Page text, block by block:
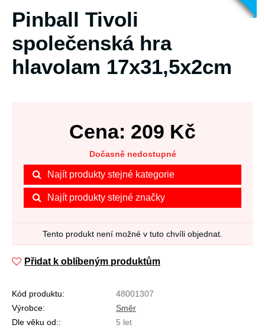
Pinball Tivoli
společenská hra
hlavolam 17x31,5x2cm
Cena: 209 Kč
Dočasně nedostupné
Najít produkty stejné kategorie
Najít produkty stejné značky
Tento produkt není možné v tuto chvíli objednat.
Přidat k oblíbeným produktům
Kód produktu:
48001307
Výrobce:
Směr
Dle věku od::
5 let